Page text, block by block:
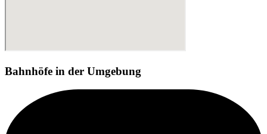
Bahnhöfe in der Umgebung